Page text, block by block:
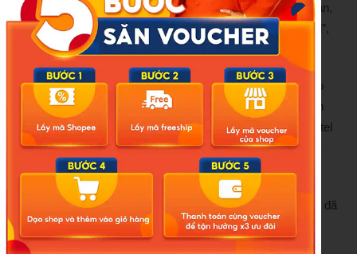
khiến tôi mất cảnh giác. Đến khi hệ thống khóa thanh khoản,
tôi mới biết toàn bộ vốn liếng cả đời đã tan thành mây khói”,
chị T. cay đắng chia sẻ.
Cú lừa quy mô đặc biệt lớn này đã chính thức khép lại vào
ngày 07/01/2026, khi các lực lượng tinh nhuệ của Công an
tỉnh Thanh Hóa đồng loạt đột kích vào “sào huyệt” của Xintel
tại TP.HCM. Gần 50 đối tượng đã bị áp giải, hàng loạt máy
chủ lưu trữ dữ liệu phạm tội bị niêm phong.
Ngày 17/01/2026, Nguyễn Băng Thảo cùng 17 đồng phạm đã
bị khởi tố và bắt tạm giam về tội“Sử dụng mạng máy tính,
mạng viễn thông, phương tiện điện tử thực hiện hành vi